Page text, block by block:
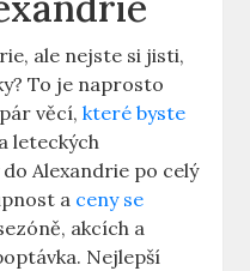
ale nejste si jisti,
To je naprosto
věcí,které byste
leteckých
Alexandrie po celý
a ceny se
akcích a
Nejlepší